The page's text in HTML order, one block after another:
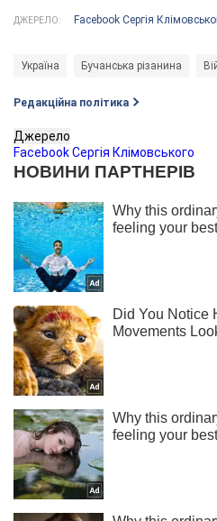
ДЖЕРЕЛО: Facebook Сергія
Україна Бучанська різанина
Редакційна політика
Джерело
Facebook Сергія Клімовського